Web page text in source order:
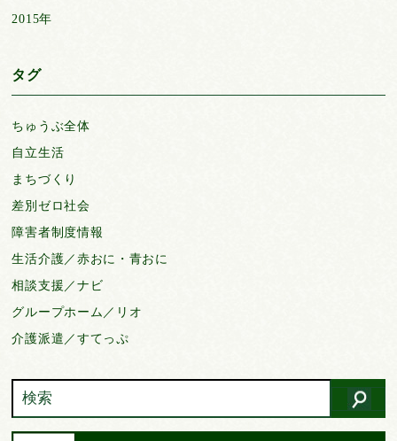
2015年
タグ
ちゅうぶ全体
自立生活
まちづくり
差別ゼロ社会
障害者制度情報
生活介護／赤おに・青おに
相談支援／ナビ
グループホーム／リオ
介護派遣／すてっぷ